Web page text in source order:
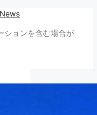
ションを含む場合が